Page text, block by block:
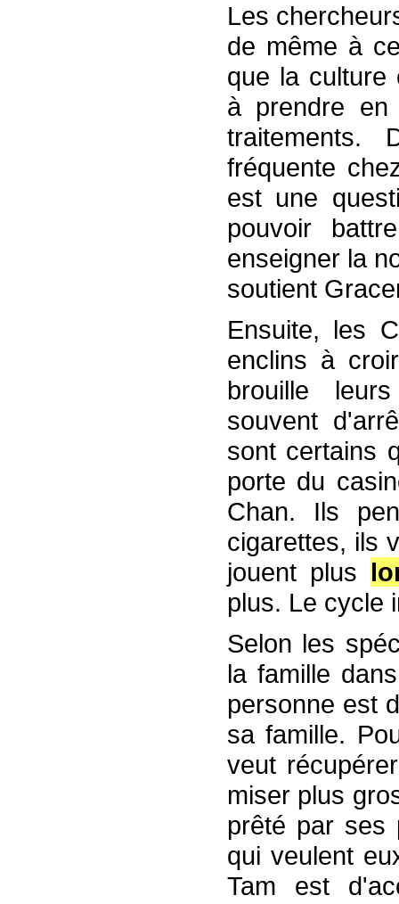
Les
de même à
que la culture
à prendre en
traitements.
fréquente
est une
pouvoir
enseigner la
soutient
Ensuite, les
enclins à
brouille
souvent
sont certains
porte du
Chan. Ils
cigarettes, ils
jouent plus
plus. Le cycle
Selon les
la famille
personne est
sa famille.
veut
miser plus
prêté par ses
qui veulent
Tam est